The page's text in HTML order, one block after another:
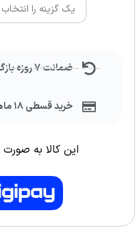
ضمانت ۷ روزه بازگشت کالا
خرید قسطی ۱۸ ماهه بدون ضامن
این کالا به